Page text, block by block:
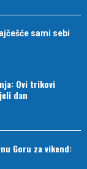
sami sebi
Ovi trikovi
dan
Goru za vikend: